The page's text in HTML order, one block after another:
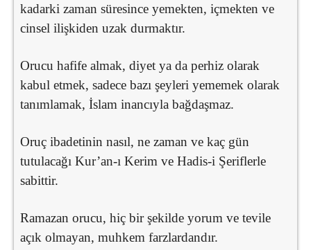
kadarki zaman süresince yemekten, içmekten ve
cinsel ilişkiden uzak durmaktır.
Orucu hafife almak, diyet ya da perhiz olarak
kabul etmek, sadece bazı şeyleri yememek olarak
tanımlamak, İslam inancıyla bağdaşmaz.
Oruç ibadetinin nasıl, ne zaman ve kaç gün
tutulacağı Kur’an-ı Kerim ve Hadis-i Şeriflerle
sabittir.
Ramazan orucu, hiç bir şekilde yorum ve tevile
açık olmayan, muhkem farzlardandır.